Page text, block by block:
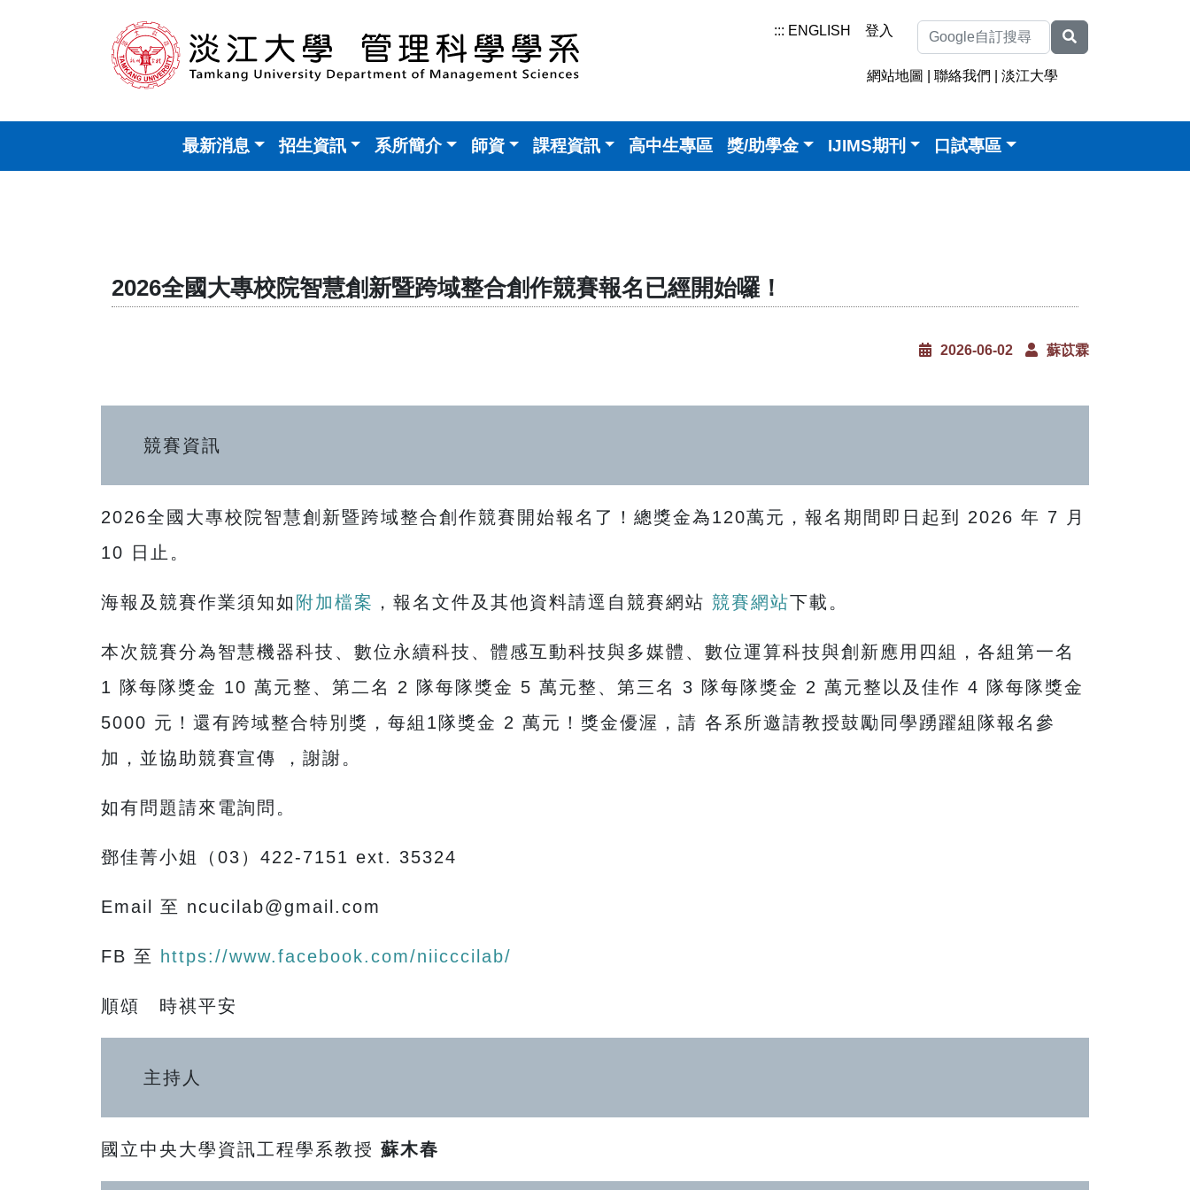
::: ENGLISH 登入
網站地圖 |聯絡我們 |淡江大學
最新消息 招生資訊 系所簡介 師資 課程資訊 高中生專區 獎/助學金 IJIMS期刊 口試專區
2026全國大專校院智慧創新暨跨域整合創作競賽報名已經開始囉！
2026-06-02 蘇苡霖
競賽資訊
2026全國大專校院智慧創新暨跨域整合創作競賽開始報名了！總獎金為120萬元，報名期間即日起到 2026 年 7 月
10 日止。
海報及競賽作業須知如 附加檔案 ，報名文件及其他資料請逕自競賽網站 競賽網站下載。
本次競賽分為智慧機器科技、數位永續科技、體感互動科技與多媒體、數位運算科技與創新應用四組，各組第一名
1 隊每隊獎金 10 萬元整、第二名 2 隊每隊獎金 5 萬元整、第三名 3 隊每隊獎金 2 萬元整以及佳作 4 隊每隊獎金
5000 元！還有跨域整合特別獎，每組1隊獎金 2 萬元！獎金優渥，請 各系所邀請教授鼓勵同學踴躍組隊報名參
加，並協助競賽宣傳 ，謝謝。
如有問題請來電詢問。
鄧佳菁小姐（03）422-7151 ext. 35324
Email 至 ncucilab@gmail.com
FB 至 https://www.facebook.com/niicccilab/
順頌 時祺平安
主持人
國立中央大學資訊工程學系教授 蘇木春